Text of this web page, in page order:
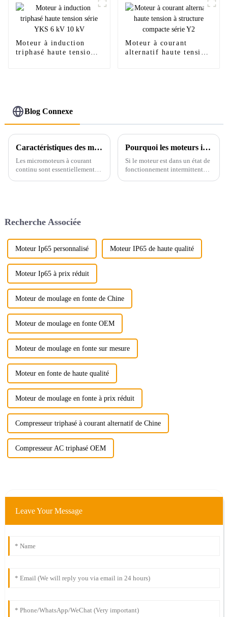
Moteur à induction
triphasé haute tension
Moteur à courant
alternatif haute tension
Blog Connexe
Caractéristiques des moteurs à courant continu
Les micromoteurs à courant
continu sont essentiellement
généralement très élevée, au
tours.
Pourquoi les moteurs intermittents sont-ils plus susceptibles d’avoir des problèmes ?
Si le moteur est dans un état de
fonctionnement intermittent
Recherche Associée
Moteur Ip65 personnalisé Moteur IP65 de haute qualité
Moteur Ip65 à prix réduit
Moteur de moulage en fonte de Chine
Moteur de moulage en fonte OEM
Moteur de moulage en fonte sur mesure
Moteur en fonte de haute qualité
Moteur de moulage en fonte à prix réduit
Compresseur triphasé à courant alternatif de Chine
Compresseur AC triphasé OEM
Leave Your Message